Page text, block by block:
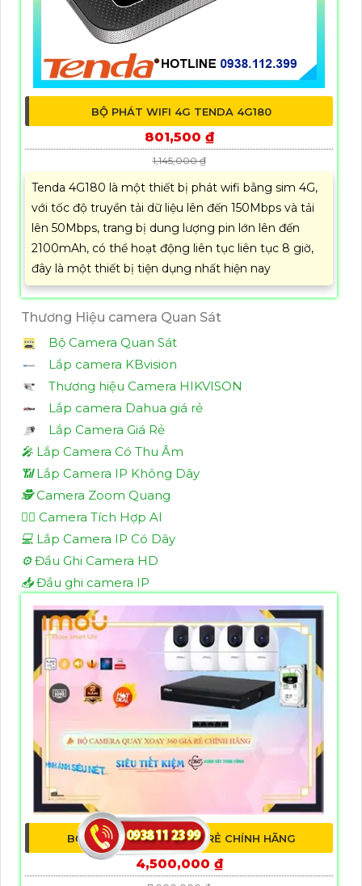
BỘ PHÁT WIFI 4G TENDA 4G180
801,500 ₫
1,145,000 ₫
Tenda 4G180 là một thiết bị phát wifi bằng sim 4G,
với tốc độ truyền tải dữ liệu lên đến 150Mbps và tải
lên 50Mbps, trang bị dung lượng pin lớn lên đến
2100mAh, có thể hoạt động liên tục liên tục 8 giờ,
đây là một thiết bị tiện dụng nhất hiện nay
Thương Hiệu camera Quan Sát
Bộ Camera Quan Sát
Lắp camera KBvision
Thương hiệu Camera HIKVISON
Lắp camera Dahua giá rẻ
Lắp Camera Giá Rẻ
️🎤️ Lắp Camera Có Thu Âm
📶Lắp Camera IP Không Dây
🕵️Camera Zoom Quang
🧛‍♀️ Camera Tích Hợp AI
💻 Lắp Camera IP Có Dây
⚙️Đầu Ghi Camera HD
📥Đầu ghi camera IP
BỘ CAMERA 360 ĐỘ GIÁ RẺ CHÍNH HÃNG
4,500,000 ₫